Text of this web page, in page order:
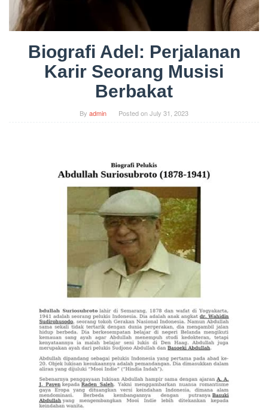
Biografi Adel: Perjalanan
Karir Seorang Musisi
Berbakat
By admin Posted onJuly 31, 2023